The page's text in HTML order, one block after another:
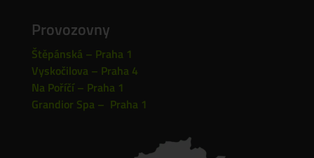
Provozovny
Štěpánská – Praha 1
Vyskočilova – Praha 4
Na Poříčí – Praha 1
Grandior Spa – Praha 1